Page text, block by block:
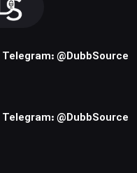
Telegram: @DubbSource
Telegram: @DubbSource